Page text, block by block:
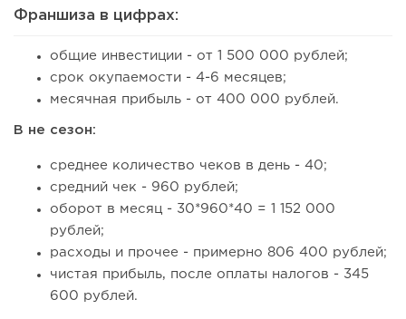
Франшиза в цифрах:
общие инвестиции - от 1 500 000 рублей;
срок окупаемости - 4-6 месяцев;
месячная прибыль - от 400 000 рублей.
В не сезон:
среднее количество чеков в день - 40;
средний чек - 960 рублей;
оборот в месяц - 30*960*40 = 1 152 000
рублей;
расходы и прочее - примерно 806 400 рублей;
чистая прибыль, после оплаты налогов - 345
600 рублей.